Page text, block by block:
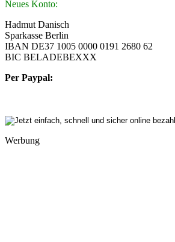
Neues Konto:
Hadmut Danisch
Sparkasse Berlin
IBAN DE37 1005 0000 0191 2680 62
BIC BELADEBEXXX
Per Paypal:
Werbung